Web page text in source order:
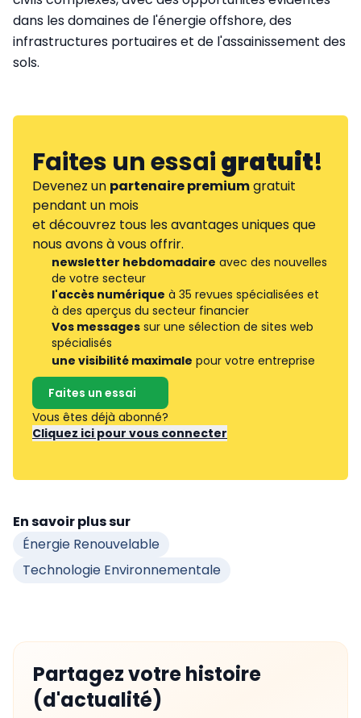
dans les domaines de l'énergie offshore, des
infrastructures portuaires et de l'assainissement des
sols.
Faites un essaigratuit!
Devenez un partenaire premiumgratuit
pendant un mois
et découvrez tous les avantages uniques que
nous avons à vous offrir.
newsletter hebdomadaire avec des nouvelles
de votre secteur
l'accès numérique à 35 revues spécialisées et
à des aperçus du secteur financier
Vos messages sur une sélection de sites web
spécialisés
une visibilité maximale pour votre entreprise
Faites un essai
Vous êtes déjà abonné?
Cliquez ici pour vous connecter
En savoir plus sur
Énergie Renouvelable
Technologie Environnementale
Partagez votre histoire
(d'actualité)